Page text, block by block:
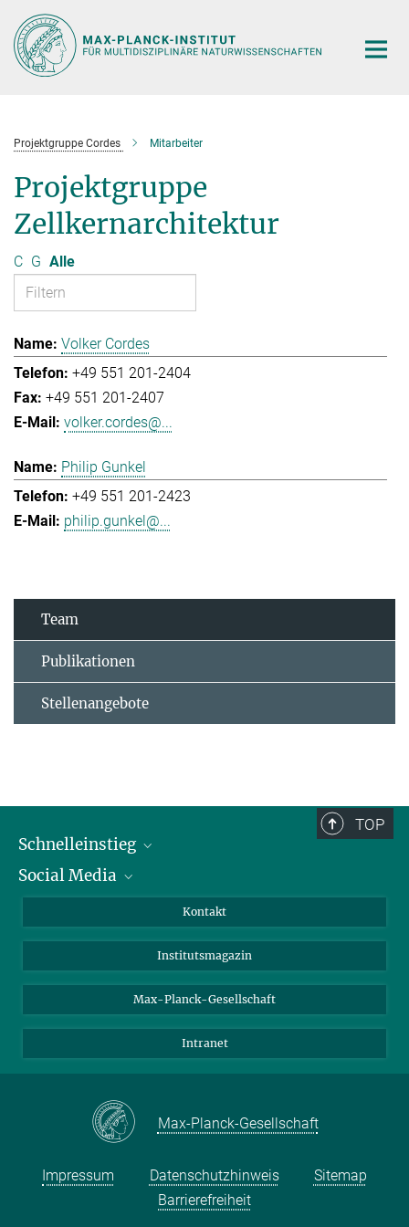
Hauptinhalt
Projektgruppe Cordes Mitarbeiter
Projektgruppe
Zellkernarchitektur
C G Alle
Volker Cordes
+49 551 201-2404
+49 551 201-2407
volker.cordes@...
Philip Gunkel
+49 551 201-2423
philip.gunkel@...
Team
Publikationen
Stellenangebote
TOP
Schnelleinstieg
Alumni
Fördernde
Schulen
Studierende
Social Media
Bluesky
Facebook
YouTube
Kontakt
Institutsmagazin
Max-Planck-Gesellschaft
Intranet
Max-Planck-Gesellschaft
Impressum Datenschutzhinweis
Sitemap
Barrierefreiheit